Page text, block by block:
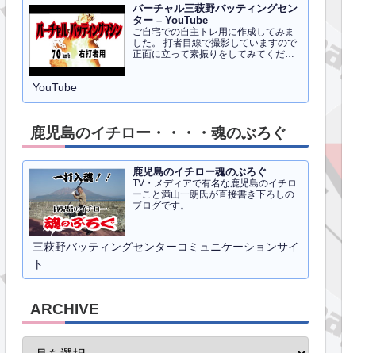
バーチャル三萩野バッティングセン
ター – YouTube
ご自宅での自主トレ用に作成してみま
した。 打者目線で撮影していますので
正面に立って素振りをしてみてくださ
YouTube
鹿児島のイチロー・・・・魂のぶろぐ
鹿児島のイチロー魂のぶろぐ
TV・メディアで有名な鹿児島のイチロ
ーこと満山一朗氏が直接書き下ろしの
ブログです。
三萩野バッティングセンターコミュニケーションサイ
ト
ARCHIVE